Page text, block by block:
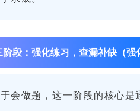
阶段：强化练习，查漏补缺（强
会做题，这一阶段的核心是